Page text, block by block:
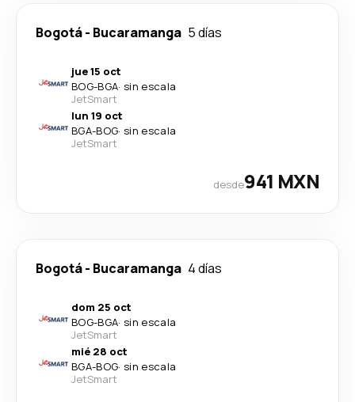
Bogotá- Bucaramanga 5 días
jue 15 oct
BOG-BGA· sin escala
JetSmart
lun 19 oct
BGA-BOG· sin escala
JetSmart
desde941 MXN
Bogotá- Bucaramanga 4 días
dom 25 oct
BOG-BGA· sin escala
JetSmart
mié 28 oct
BGA-BOG· sin escala
JetSmart